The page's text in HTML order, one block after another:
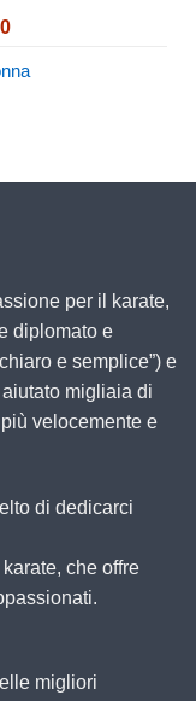
Fascia
prezzo:
EURO 68,50
per il karate,
diplomato e
e semplice”) e
migliaia di
velocemente e
di dedicarci
che offre
migliori